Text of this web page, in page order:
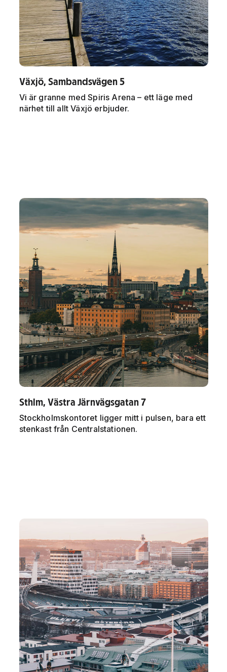
Växjö, Sambandsvägen 5
Vi är granne med Spiris Arena – ett läge med
närhet till allt Växjö erbjuder.
Sthlm, Västra Järnvägsgatan 7
Stockholmskontoret ligger mitt i pulsen, bara ett
stenkast från Centralstationen.